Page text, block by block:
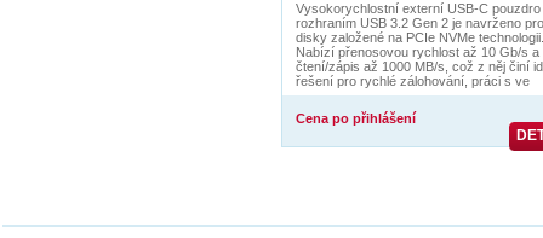
Vysokorychlostní externí USB-C pouzdro
rozhraním USB 3.2 Gen 2 je navrženo
disky založené na PCIe NVMe technologii.
Nabízí přenosovou rychlost až 10 Gb/s a
čtení/zápis až 1000 MB/s, což z něj činí
řešení pro rychlé zálohování, práci s ve
Cena po přihlášení